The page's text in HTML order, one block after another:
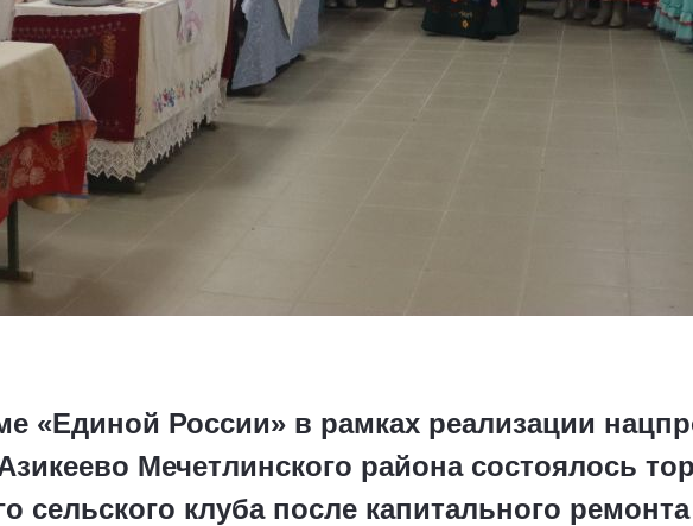
«Единой России» в рамках реализации
Мечетлинского района состоялось
сельского клуба после капитального ремонта